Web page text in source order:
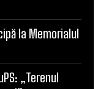
cu KuPS.
la Memorialul